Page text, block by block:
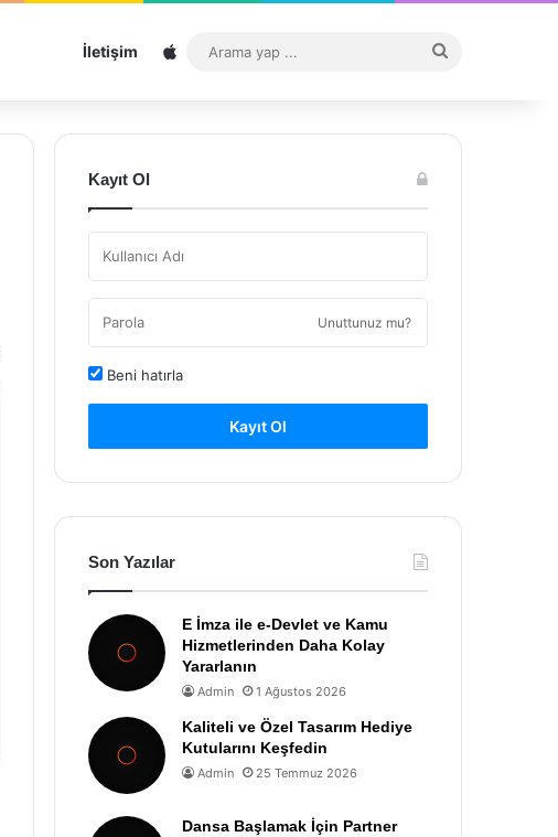
İletişim Sitemap
...
Kayıt Ol
Unuttunuz mu?
Beni hatırla
Kayıt Ol
Son Yazılar
E İmza ile e-Devlet ve Kamu
Hizmetlerinden Daha Kolay
Yararlanın
Admin 1 Ağustos 2026
Kaliteli ve Özel Tasarım Hediye
Kutularını Keşfedin
Admin 25 Temmuz 2026
Dansa Başlamak İçin Partner